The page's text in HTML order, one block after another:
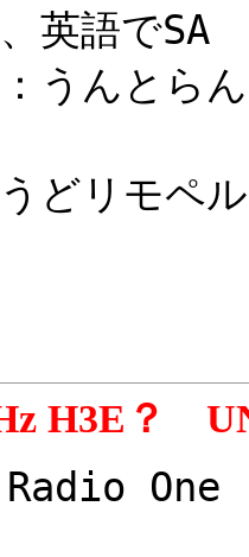
、英語でSA
うんとら
どリモペ
H3E？
One